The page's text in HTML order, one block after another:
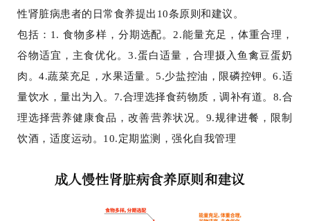
性肾脏病患者的日常食养提出10条原则和建议。
包括：1. 食物多样，分期选配。2.能量充足，体重合理，
谷物适宜，主食优化。3.蛋白适量，合理摄入鱼禽豆蛋奶
肉。4.蔬菜充足，水果适量。5.少盐控油，限磷控钾。6.适
量饮水，量出为入。7.合理选择食药物质，调补有道。8.合
理选择营养健康食品，改善营养状况。9.规律进餐，限制
饮酒，适度运动。10.定期监测，强化自我管理